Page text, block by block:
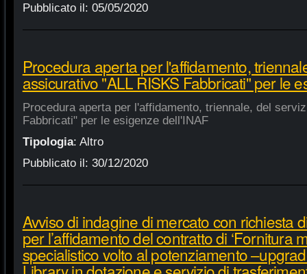
Pubblicato il: 05/05/2020
Procedura aperta per l'affidamento,
assicurativo "ALL RISKS Fabbricati" per le
Procedura aperta per l'affidamento, triennale, del
Fabbricati" per le esigenze dell'INAF
Tipologia: Altro
Pubblicato il: 30/12/2020
Avviso di indagine di mercato con richiesta
per l’affidamento del contratto di ‘Fornitura
specialistico volto al potenziamento